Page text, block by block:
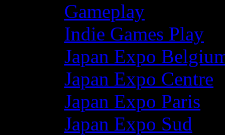
Gameplay
Indie Games Play
Japan Expo
Japan Expo Centre
Japan Expo Paris
Japan Expo Sud